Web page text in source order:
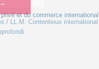
et du commerce international
/ LL.M. Contentieux international